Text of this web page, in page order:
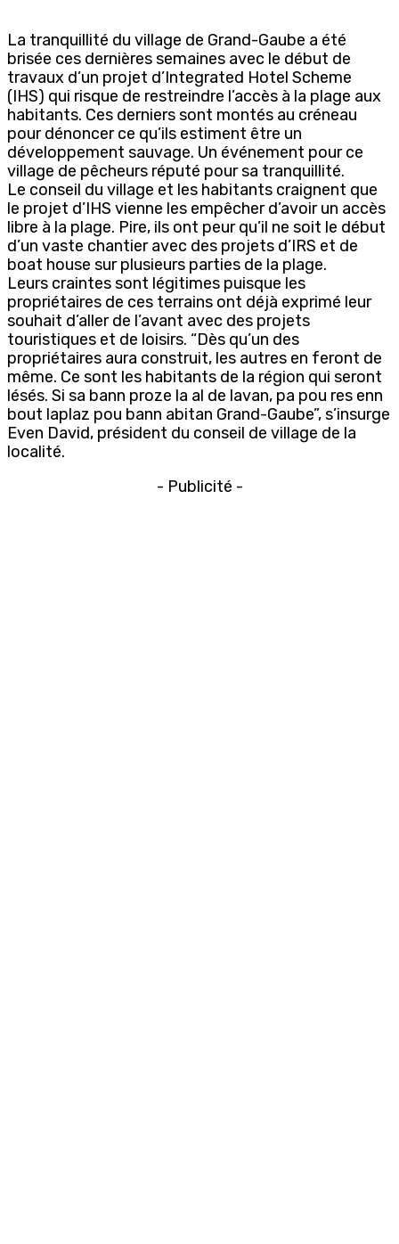
La tranquillité du village de Grand-Gaube a été
brisée ces dernières semaines avec le début de
travaux d’un projet d’Integrated Hotel Scheme
(IHS) qui risque de restreindre l’accès à la plage aux
habitants. Ces derniers sont montés au créneau
pour dénoncer ce qu’ils estiment être un
développement sauvage. Un événement pour ce
village de pêcheurs réputé pour sa tranquillité.
Le conseil du village et les habitants craignent que
le projet d’IHS vienne les empêcher d’avoir un accès
libre à la plage. Pire, ils ont peur qu’il ne soit le début
d’un vaste chantier avec des projets d’IRS et de
boat house sur plusieurs parties de la plage.
Leurs craintes sont légitimes puisque les
propriétaires de ces terrains ont déjà exprimé leur
souhait d’aller de l’avant avec des projets
touristiques et de loisirs. “Dès qu’un des
propriétaires aura construit, les autres en feront de
même. Ce sont les habitants de la région qui seront
lésés. Si sa bann proze la al de lavan, pa pou res enn
bout laplaz pou bann abitan Grand-Gaube”, s’insurge
Even David, président du conseil de village de la
localité.
- Publicité -